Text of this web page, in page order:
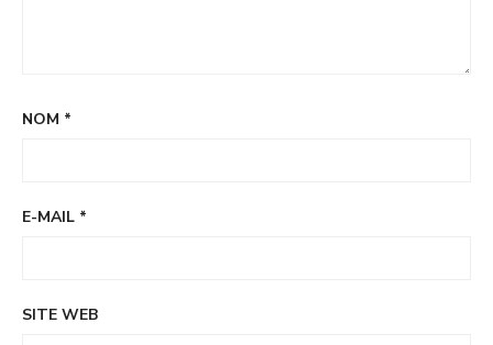
NOM *
E-MAIL *
SITE WEB